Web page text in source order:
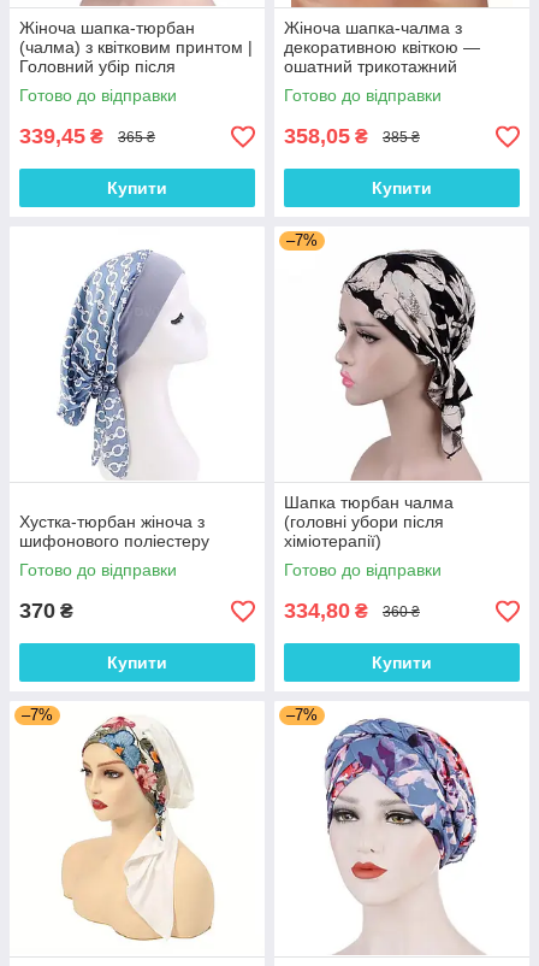
Жіноча шапка-тюрбан
(чалма) з квітковим принтом |
Головний убір після
хіміотерапії, при алопеції |
Літня хустка на голову
Готово до відправки
339,45 ₴ 365 ₴
Купити
Жіноча шапка-чалма з
декоративною квіткою —
ошатний трикотажний
тюрбан, колір Кава з
молоком
Готово до відправки
358,05 ₴ 385 ₴
Купити
Хустка-тюрбан жіноча з
шифонового поліестеру
Готово до відправки
370 ₴
Купити
–7%
Шапка тюрбан чалма
(головні убори після
хіміотерапії)
Готово до відправки
334,80 ₴ 360 ₴
Купити
–7% –7%